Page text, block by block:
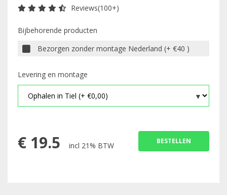
Reviews(100+)
Bijbehorende producten
Bezorgen zonder montage Nederland (+ €40 )
Levering en montage
€ 19.5 incl 21% BTW BESTELLEN